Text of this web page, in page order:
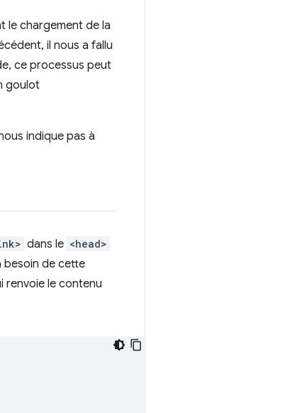
le chargement de la
il nous a fallu
ce processus peut
goulot
indique pas à
dans le <head>
besoin de cette
renvoie le contenu